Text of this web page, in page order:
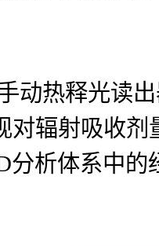
动热释光读
对辐射吸收
分析体系中的